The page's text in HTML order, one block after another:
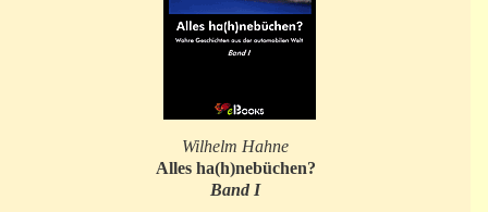
Wilhelm Hahne
Alles ha(h)nebüchen?
Band I